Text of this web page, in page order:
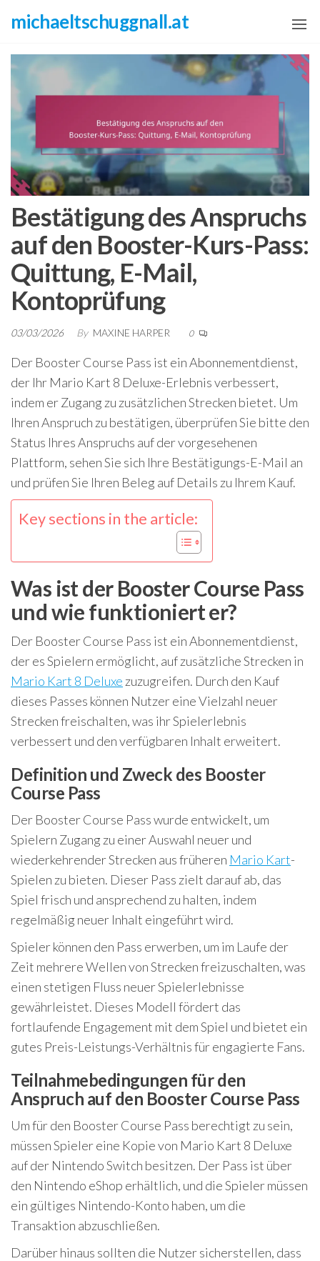
content
michaeltschuggnall.at
Bestätigung des Anspruchs
auf den Booster-Kurs-Pass:
Quittung, E-Mail,
Kontoprüfung
03/03/2026 By MAXINE HARPER 0
Der Booster Course Pass ist ein Abonnementdienst,
der Ihr Mario Kart 8 Deluxe-Erlebnis verbessert,
indem er Zugang zu zusätzlichen Strecken bietet. Um
Ihren Anspruch zu bestätigen, überprüfen Sie bitte den
Status Ihres Anspruchs auf der vorgesehenen
Plattform, sehen Sie sich Ihre Bestätigungs-E-Mail an
und prüfen Sie Ihren Beleg auf Details zu Ihrem Kauf.
Key sections in the article:
Was ist der Booster Course Pass
und wie funktioniert er?
Der Booster Course Pass ist ein Abonnementdienst,
der es Spielern ermöglicht, auf zusätzliche Strecken in
Mario Kart 8 Deluxe zuzugreifen. Durch den Kauf
dieses Passes können Nutzer eine Vielzahl neuer
Strecken freischalten, was ihr Spielerlebnis
verbessert und den verfügbaren Inhalt erweitert.
Definition und Zweck des Booster
Course Pass
Der Booster Course Pass wurde entwickelt, um
Spielern Zugang zu einer Auswahl neuer und
wiederkehrender Strecken aus früheren Mario Kart-
Spielen zu bieten. Dieser Pass zielt darauf ab, das
Spiel frisch und ansprechend zu halten, indem
regelmäßig neuer Inhalt eingeführt wird.
Spieler können den Pass erwerben, um im Laufe der
Zeit mehrere Wellen von Strecken freizuschalten, was
einen stetigen Fluss neuer Spielerlebnisse
gewährleistet. Dieses Modell fördert das
fortlaufende Engagement mit dem Spiel und bietet ein
gutes Preis-Leistungs-Verhältnis für engagierte Fans.
Teilnahmebedingungen für den
Anspruch auf den Booster Course Pass
Um für den Booster Course Pass berechtigt zu sein,
müssen Spieler eine Kopie von Mario Kart 8 Deluxe
auf der Nintendo Switch besitzen. Der Pass ist über
den Nintendo eShop erhältlich, und die Spieler müssen
ein gültiges Nintendo-Konto haben, um die
Transaktion abzuschließen.
Darüber hinaus sollten die Nutzer sicherstellen, dass